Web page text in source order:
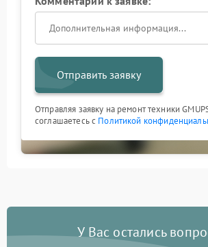
Отправить заявку
Отправляя заявку на ремонт техники
соглашаетесь с Политикой
У Вас остались